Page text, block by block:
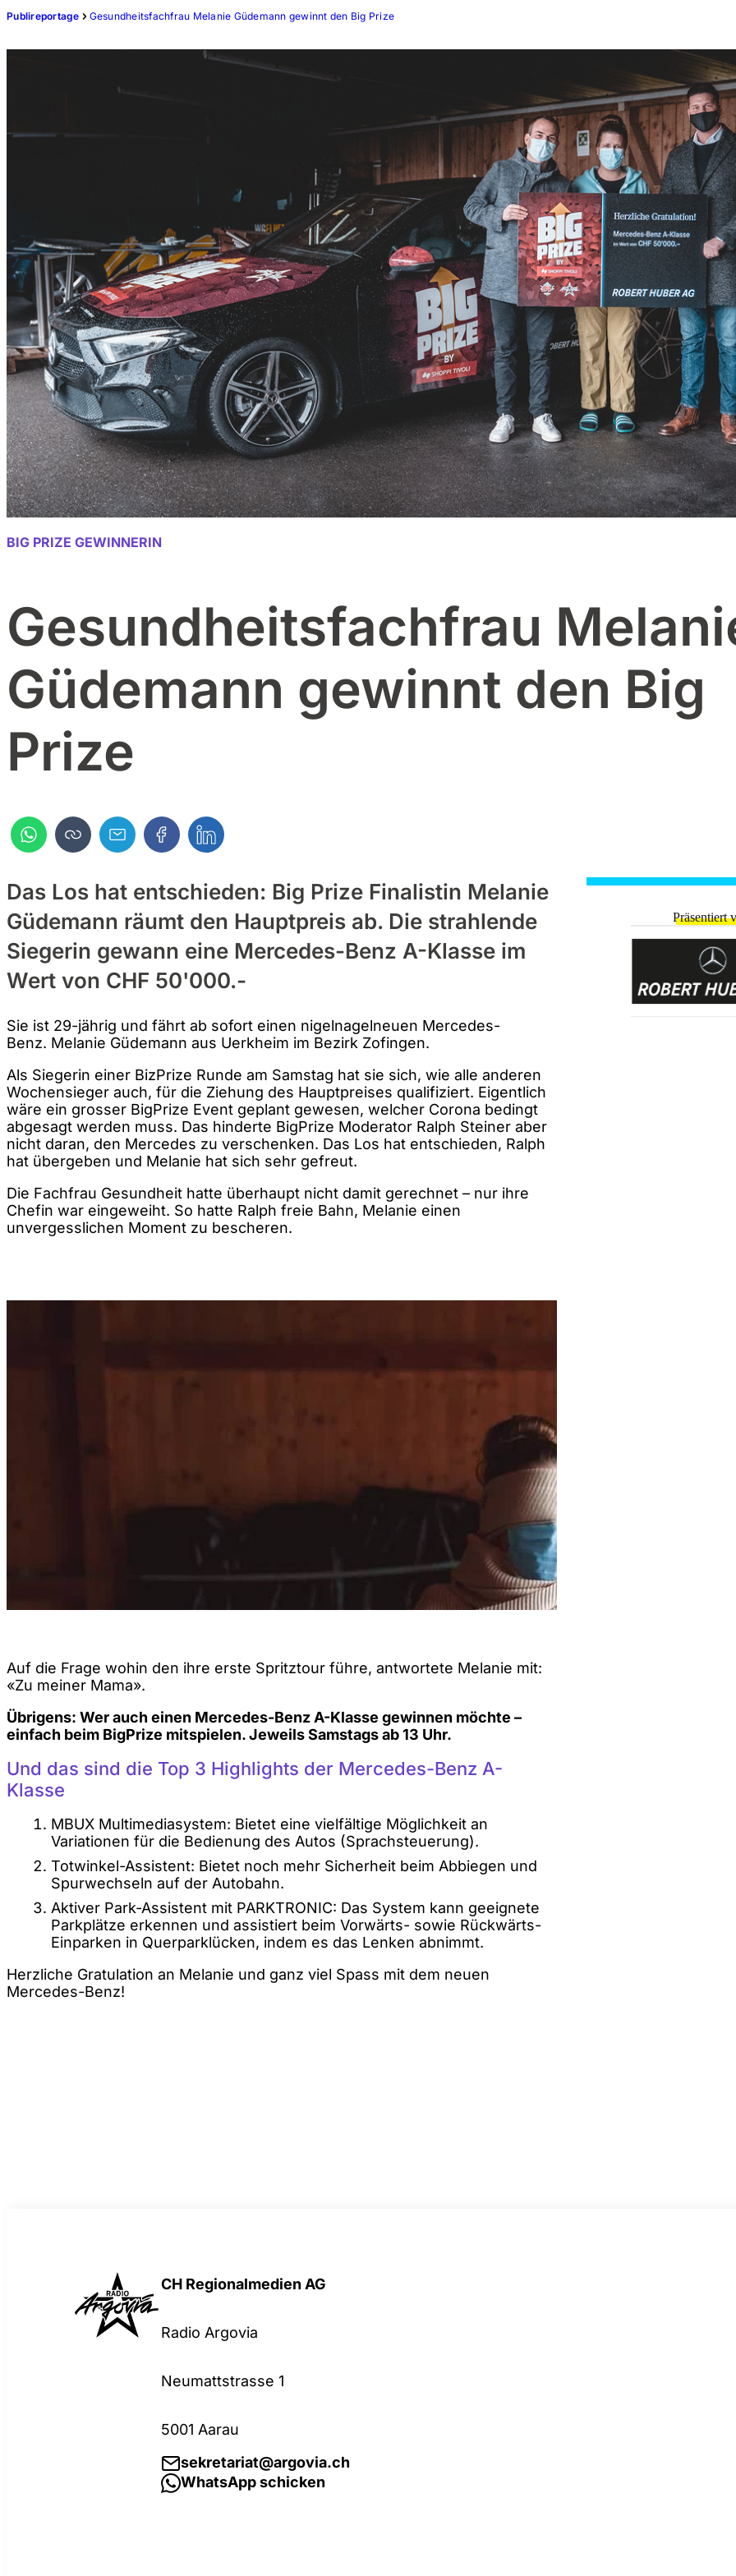
Publireportage Gesundheitsfachfrau Melanie Güdemann gewinnt den Big Prize
BIG PRIZE GEWINNERIN
Gesundheitsfachfrau
Güdemann gewinnt den Big
Prize
Das Los hat entschieden: Big Prize Finalistin Melanie
Güdemann räumt den Hauptpreis ab. Die strahlende
Siegerin gewann eine Mercedes-Benz A-Klasse im
Wert von CHF 50'000.-
Sie ist 29-jährig und fährt ab sofort einen nigelnagelneuen Mercedes-
Benz. Melanie Güdemann aus Uerkheim im Bezirk Zofingen.
Als Siegerin einer BizPrize Runde am Samstag hat sie sich, wie alle anderen
Wochensieger auch, für die Ziehung des Hauptpreises qualifiziert. Eigentlich
wäre ein grosser BigPrize Event geplant gewesen, welcher Corona bedingt
abgesagt werden muss. Das hinderte BigPrize Moderator Ralph Steiner aber
nicht daran, den Mercedes zu verschenken. Das Los hat entschieden, Ralph
hat übergeben und Melanie hat sich sehr gefreut.
Die Fachfrau Gesundheit hatte überhaupt nicht damit gerechnet – nur ihre
Chefin war eingeweiht. So hatte Ralph freie Bahn, Melanie einen
unvergesslichen Moment zu bescheren.
Auf die Frage wohin den ihre erste Spritztour führe, antwortete Melanie mit:
«Zu meiner Mama».
Übrigens: Wer auch einen Mercedes-Benz A-Klasse gewinnen möchte –
einfach beim BigPrize mitspielen. Jeweils Samstags ab 13 Uhr.
Und das sind die Top 3 Highlights der Mercedes-Benz A-
Klasse
MBUX Multimediasystem: Bietet eine vielfältige Möglichkeit an
Variationen für die Bedienung des Autos (Sprachsteuerung).
Totwinkel-Assistent: Bietet noch mehr Sicherheit beim Abbiegen und
Spurwechseln auf der Autobahn.
Aktiver Park-Assistent mit PARKTRONIC: Das System kann geeignete
Parkplätze erkennen und assistiert beim Vorwärts- sowie Rückwärts-
Einparken in Querparklücken, indem es das Lenken abnimmt.
Herzliche Gratulation an Melanie und ganz viel Spass mit dem neuen
Mercedes-Benz!
Präsentiert
CH Regionalmedien AG
Radio Argovia
Neumattstrasse 1
5001 Aarau
sekretariat@argovia.ch
WhatsApp schicken